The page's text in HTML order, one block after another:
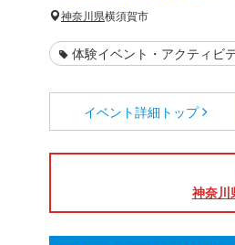
神奈川県横須賀市
体験イベント・アクティビ
イベント詳細 トップ
神奈川